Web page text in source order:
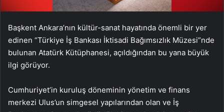
Başkent Ankara’nın kültür-sanat hayatında önemli bir yer
edinen “Türkiye İş Bankası İktisadi Bağımsızlık Müzesi”nde
bulunan Atatürk Kütüphanesi, açıldığından bu yana büyük
ilgi görüyor.
Cumhuriyet’in kuruluş döneminin yönetim ve finans
merkezi Ulus’un simgesel yapılarından olan ve İş